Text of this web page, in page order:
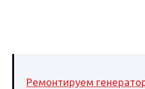
Ремонтируем